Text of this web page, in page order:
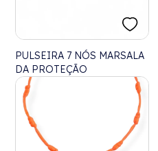
PULSEIRA 7 NÓS MARSALA
DA PROTEÇÃO